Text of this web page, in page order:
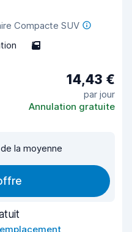
Compacte SUV
5
14,43 €
par jour
Annulation gratuite
la moyenne